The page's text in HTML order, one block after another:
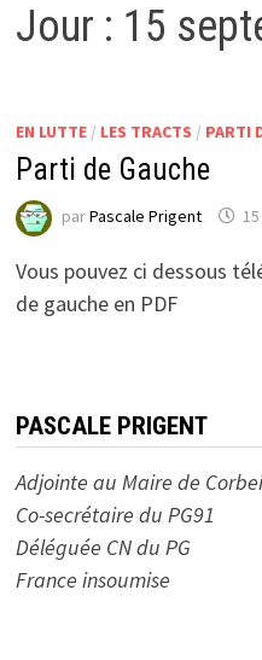
Jour : 15
EN LUTTE/ LES TRACTS / PARTI
Parti de Gauche
parPascale Prigent
Vous pouvez ci dessous
de gauche en PDF
PASCALE PRIGENT
Adjointe au Maire de
Co-secrétaire du PG91
Déléguée CN du PG
France insoumise